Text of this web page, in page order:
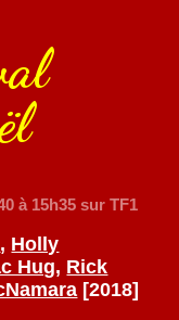
à 15h35 sur TF1
, Holly
Hug, Rick
[2018]